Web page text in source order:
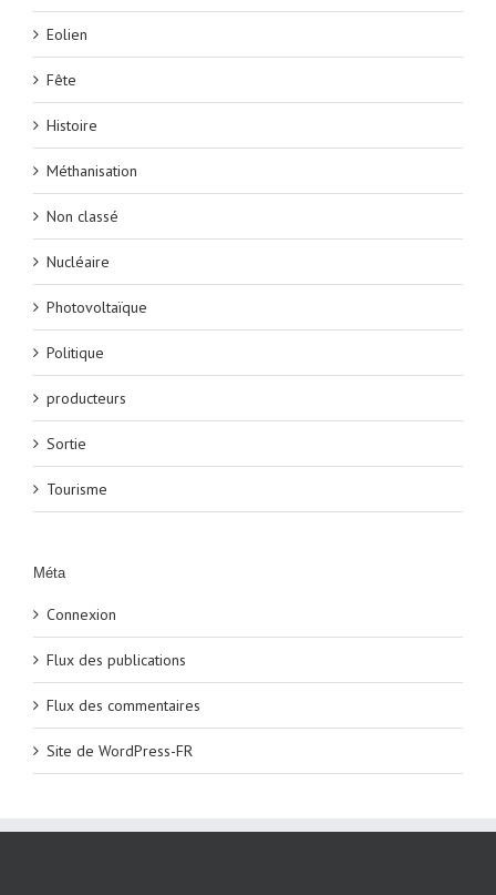
Eolien
Fête
Histoire
Méthanisation
Non classé
Nucléaire
Photovoltaïque
Politique
producteurs
Sortie
Tourisme
Méta
Connexion
Flux des publications
Flux des commentaires
Site de WordPress-FR